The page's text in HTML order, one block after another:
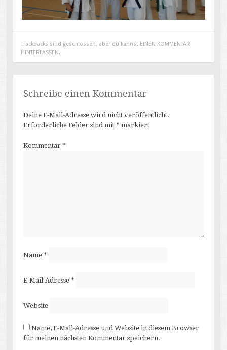
Trackbacks sind geschlossen, aber du kannst EINEN KOMMENTAR
HINTERLASSEN.
Schreibe einen Kommentar
Deine E-Mail-Adresse wird nicht veröffentlicht.
Erforderliche Felder sind mit * markiert
Kommentar *
Name *
E-Mail-Adresse *
Website
Name, E-Mail-Adresse und Website in diesem Browser
für meinen nächsten Kommentar speichern.